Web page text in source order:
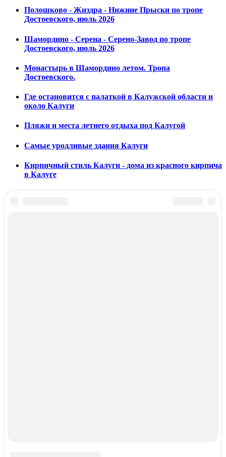
Полошково - Жиздра - Нижние Прыски по тропе
Достоевского, июль 2026
Шамордино - Серена - Серено-Завод по тропе
Достоевского, июль 2026
Монастырь в Шамордино летом. Тропа
Достоевского.
Где остановится с палаткой в Калужской области и
около Калуги
Пляжи и места летнего отдыха под Калугой
Самые уродливые здания Калуги
Кирпичный стиль Калуги - дома из красного кирпича
в Калуге